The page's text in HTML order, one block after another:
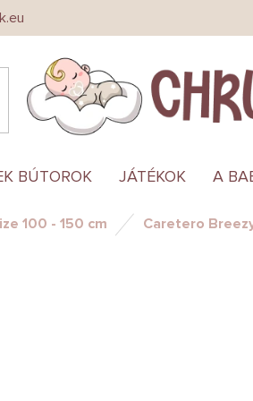
BÚTOROK JÁTÉKOK A
100 - 150 cm Caretero